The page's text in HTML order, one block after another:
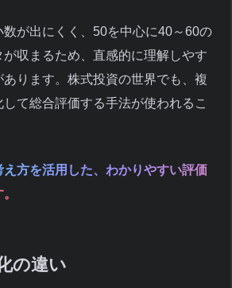
が出にくく、50を中心に40～60の
収まるため、直感的に理解しやす
ります。株式投資の世界でも、複
て総合評価する手法が使われるこ
方を活用した、わかりやすい評価
の違い